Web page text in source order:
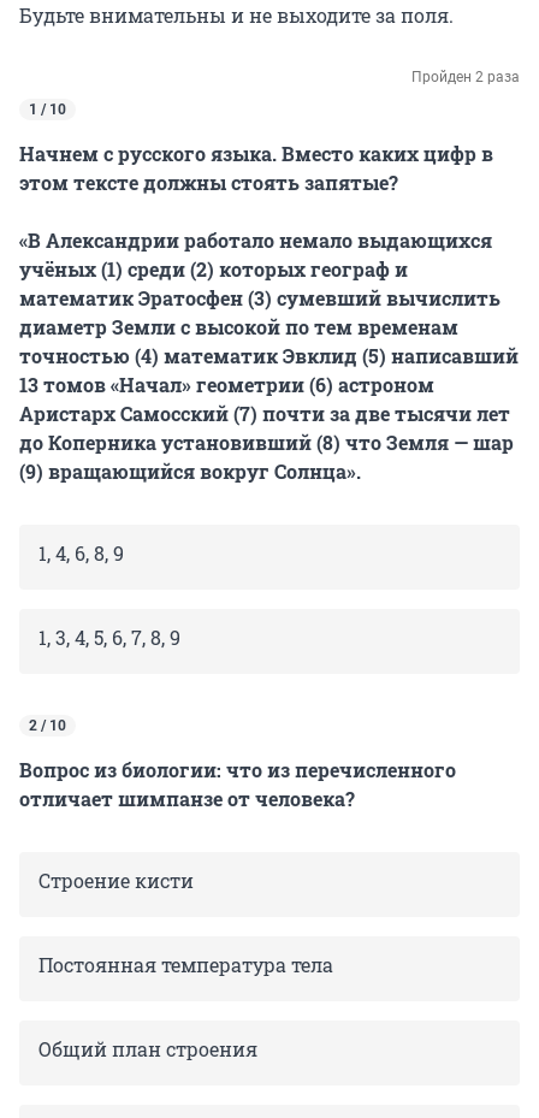
Будьте внимательны и не выходите за поля.
Пройден 2 раза
1 / 10
Начнем с русского языка. Вместо каких цифр в
этом тексте должны стоять запятые?
«В Александрии работало немало выдающихся
учёных (1) среди (2) которых географ и
математик Эратосфен (3) сумевший вычислить
диаметр Земли с высокой по тем временам
точностью (4) математик Эвклид (5) написавший
13 томов «Начал» геометрии (6) астроном
Аристарх Самосский (7) почти за две тысячи лет
до Коперника установивший (8) что Земля — шар
(9) вращающийся вокруг Солнца».
1, 4, 6, 8, 9
1, 3, 4, 5, 6, 7, 8, 9
2 / 10
Вопрос из биологии: что из перечисленного
отличает шимпанзе от человека?
Строение кисти
Постоянная температура тела
Общий план строения